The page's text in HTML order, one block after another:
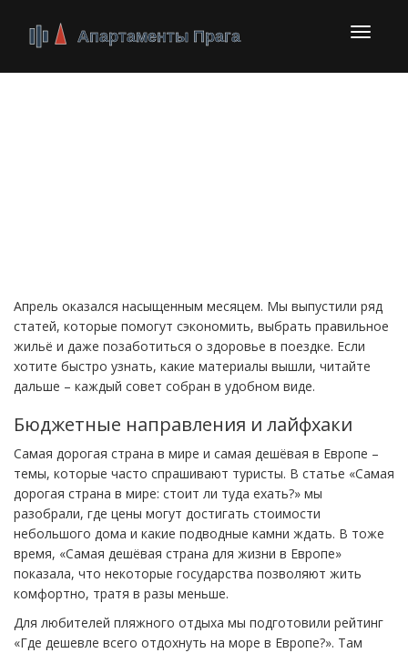
Апрель оказался насыщенным месяцем. Мы выпустили ряд
статей, которые помогут сэкономить, выбрать правильное
жильё и даже позаботиться о здоровье в поездке. Если
хотите быстро узнать, какие материалы вышли, читайте
дальше – каждый совет собран в удобном виде.
Бюджетные направления и лайфхаки
Самая дорогая страна в мире и самая дешёвая в Европе –
темы, которые часто спрашивают туристы. В статье «Самая
дорогая страна в мире: стоит ли туда ехать?» мы
разобрали, где цены могут достигать стоимости
небольшого дома и какие подводные камни ждать. В тоже
время, «Самая дешёвая страна для жизни в Европе»
показала, что некоторые государства позволяют жить
комфортно, тратя в разы меньше.
Для любителей пляжного отдыха мы подготовили рейтинг
«Где дешевле всего отдохнуть на море в Европе?». Там